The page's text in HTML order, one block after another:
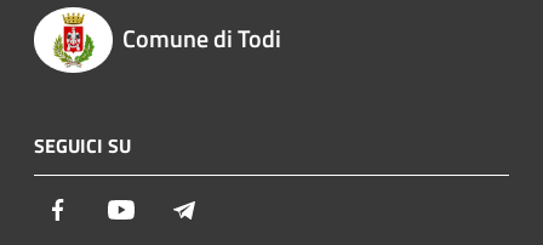
Comune di Todi
SEGUICI SU
Facebook Youtube